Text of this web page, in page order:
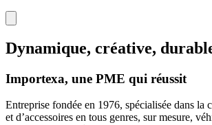
Dynamique, créative,
Importexa, une PME qui réussit
Entreprise fondée en 1976, spécialisée dans la
et d’accessoires en tous genres, sur mesure,